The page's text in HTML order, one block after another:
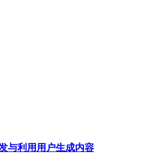
与利用用户生成内容